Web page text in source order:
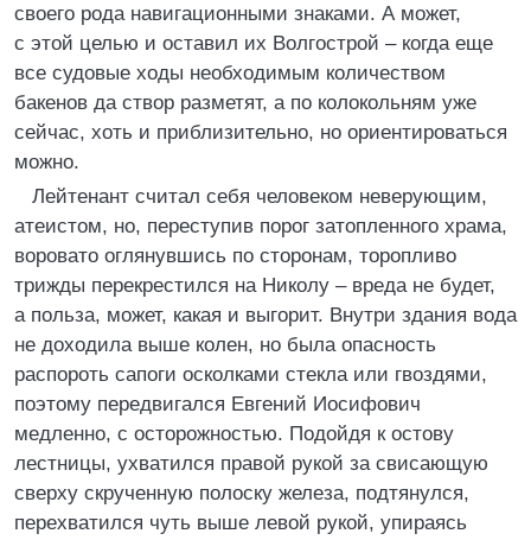
своего рода навигационными знаками. А может,
с этой целью и оставил их Волгострой – когда еще
все судовые ходы необходимым количеством
бакенов да створ разметят, а по колокольням уже
сейчас, хоть и приблизительно, но ориентироваться
можно.
Лейтенант считал себя человеком неверующим,
атеистом, но, переступив порог затопленного храма,
воровато оглянувшись по сторонам, торопливо
трижды перекрестился на Николу – вреда не будет,
а польза, может, какая и выгорит. Внутри здания вода
не доходила выше колен, но была опасность
распороть сапоги осколками стекла или гвоздями,
поэтому передвигался Евгений Иосифович
медленно, с осторожностью. Подойдя к остову
лестницы, ухватился правой рукой за свисающую
сверху скрученную полоску железа, подтянулся,
перехватился чуть выше левой рукой, упираясь